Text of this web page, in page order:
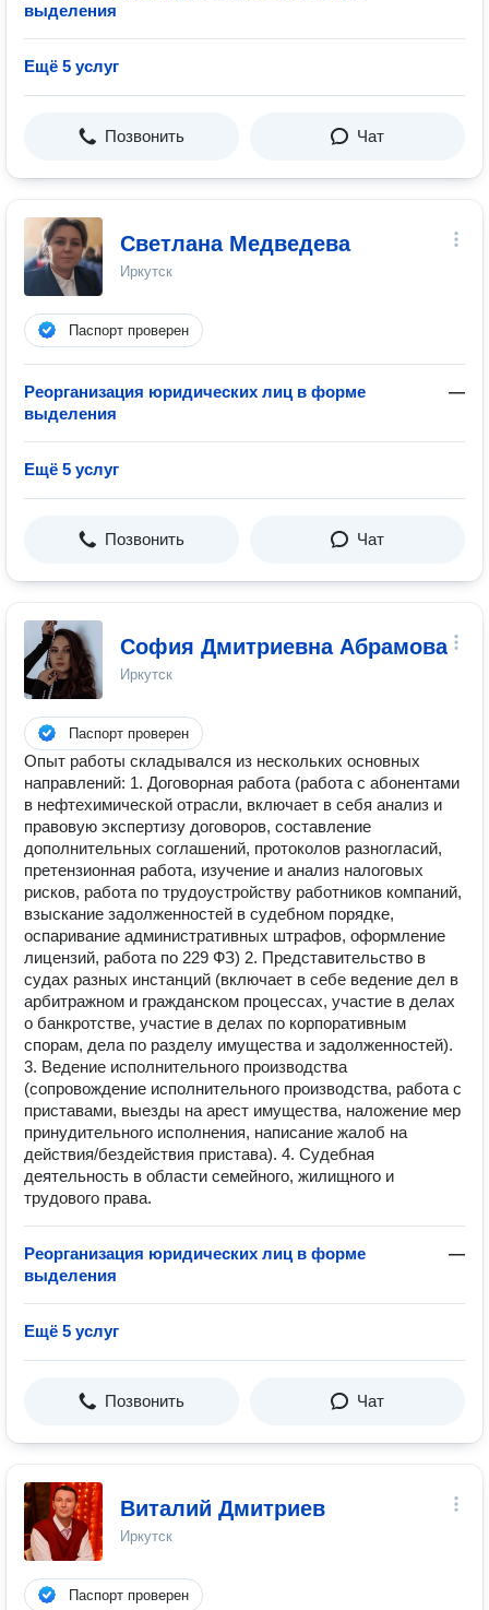
выделения
Ещё 5 услуг
Позвонить Чат
Светлана Медведева
Иркутск
Паспорт проверен
Реорганизация юридических лиц в форме
выделения
—
Ещё 5 услуг
Позвонить Чат
София Дмитриевна Абрамова
Иркутск
Паспорт проверен
Опыт работы складывался из нескольких основных
направлений: 1. Договорная работа (работа с абонентами
в нефтехимической отрасли, включает в себя анализ и
правовую экспертизу договоров, составление
дополнительных соглашений, протоколов разногласий,
претензионная работа, изучение и анализ налоговых
рисков, работа по трудоустройству работников компаний,
взыскание задолженностей в судебном порядке,
оспаривание административных штрафов, оформление
лицензий, работа по 229 ФЗ) 2. Представительство в
судах разных инстанций (включает в себе ведение дел в
арбитражном и гражданском процессах, участие в делах
о банкротстве, участие в делах по корпоративным
спорам, дела по разделу имущества и задолженностей).
3. Ведение исполнительного производства
(сопровождение исполнительного производства, работа с
приставами, выезды на арест имущества, наложение мер
принудительного исполнения, написание жалоб на
действия/бездействия пристава). 4. Судебная
деятельность в области семейного, жилищного и
трудового права.
Реорганизация юридических лиц в форме
выделения
—
Ещё 5 услуг
Позвонить Чат
Виталий Дмитриев
Иркутск
Паспорт проверен